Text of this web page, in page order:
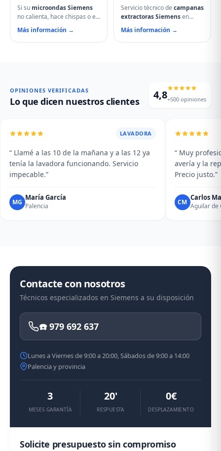
Si su microondas Siemens
no calienta, hace chispas o el
plato no gira, contacte con
nuestro servicio técnico en
Dueñas. Reparamos
Más información →
Servicio técnico de campanas
extractoras Siemensen
Dueñas. Reparamos motores,
problemas de aspiración,
filtros de carbón activo
Más información →
OPINIONES VERIFICADAS
Lo que dicen nuestros clientes 4,8+500 opiniones
LAVADORA
“ Llamé a las 10 de la mañana y a las 12 ya
tenía la lavadora funcionando. Servicio
impecable.”
MG
María García
Palencia
“ Muy
avería y la
Precio justo.”
CM
Carlos
Aguilar de
Contacte con nosotros
Técnicos especializados en Siemens a su disposición
☎️ 979 692 637
Lunes a Viernes de 9:00 a 20:00, Sábados de 9:00 a 14:00
Palencia y provincia
3
MESES GARANTÍA
20'
RESPUESTA
0€
DESPLAZAMIENTO
Solicite presupuesto sin compromiso